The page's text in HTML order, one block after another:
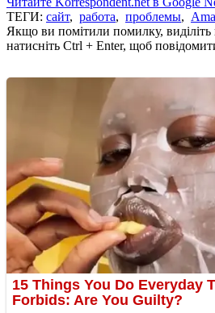
ТЕГИ: сайт, работа, проблемы,
Якщо ви помітили помилку, виділіть
натисніть Ctrl + Enter, щоб